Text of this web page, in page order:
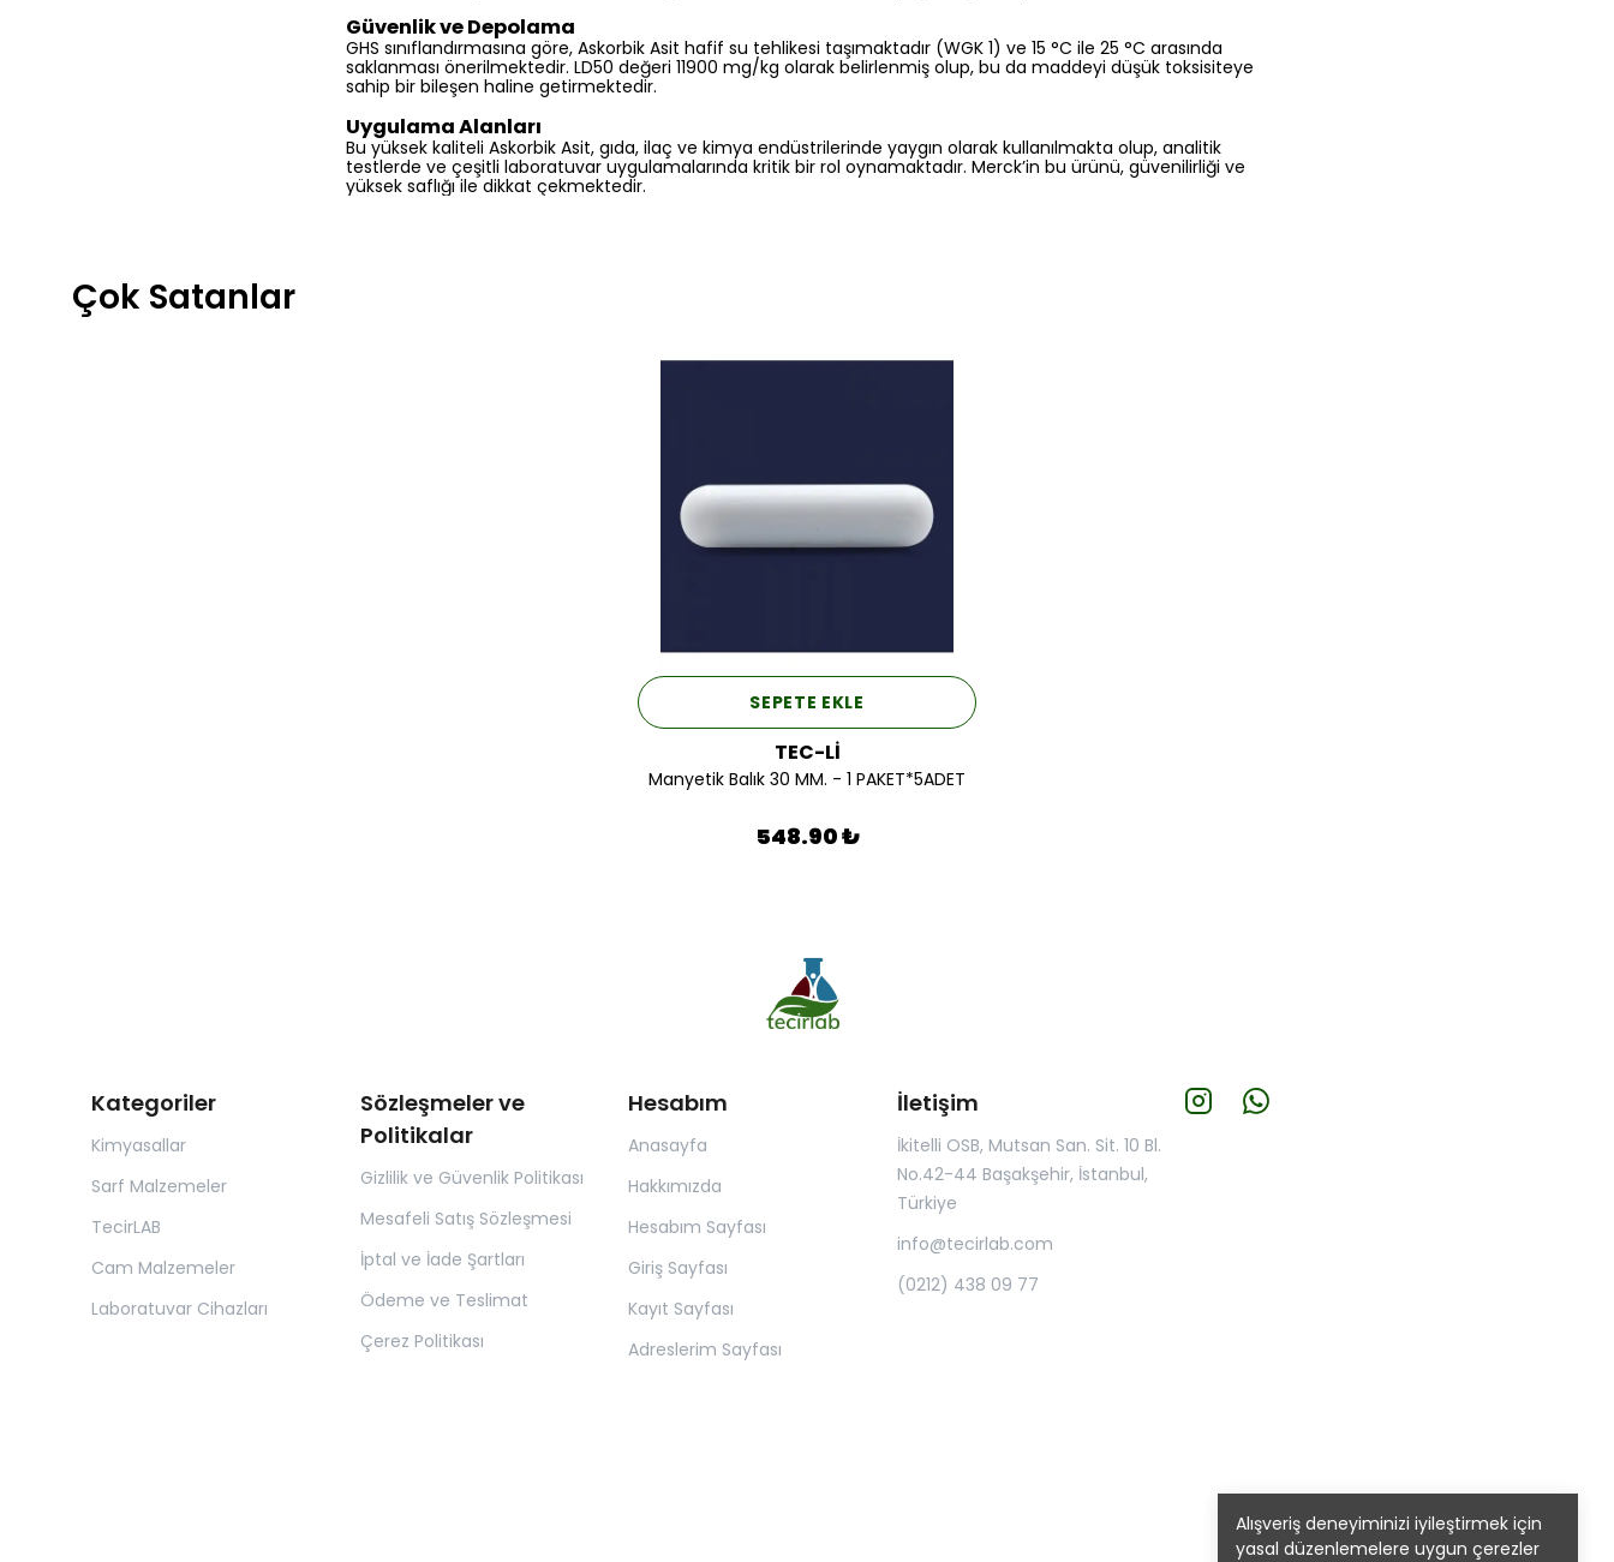
Alışveriş deneyiminizi iyileştirmek için
yasal düzenlemelere uygun çerezler
Güvenlik ve Depolama
GHS sınıflandırmasına göre, Askorbik Asit hafif su tehlikesi taşımaktadır (WGK 1) ve 15 °C ile 25 °C arasında
saklanması önerilmektedir. LD50 değeri 11900 mg/kg olarak belirlenmiş olup, bu da maddeyi düşük toksisiteye
sahip bir bileşen haline getirmektedir.
Uygulama Alanları
Bu yüksek kaliteli Askorbik Asit, gıda, ilaç ve kimya endüstrilerinde yaygın olarak kullanılmakta olup, analitik
testlerde ve çeşitli laboratuvar uygulamalarında kritik bir rol oynamaktadır. Merck’in bu ürünü, güvenilirliği ve
yüksek saflığı ile dikkat çekmektedir.
Çok Satanlar
SEPETE EKLE
TEC-Lİ
Manyetik Balık 30 MM. - 1 PAKET*5ADET
548.90 ₺
Kategoriler
Kimyasallar
Sarf Malzemeler
TecirLAB
Cam Malzemeler
Laboratuvar Cihazları
Sözleşmeler ve
Politikalar
Gizlilik ve Güvenlik Politikası
Mesafeli Satış Sözleşmesi
İptal ve İade Şartları
Ödeme ve Teslimat
Çerez Politikası
Hesabım
Anasayfa
Hakkımızda
Hesabım Sayfası
Giriş Sayfası
Kayıt Sayfası
Adreslerim Sayfası
İletişim
İkitelli OSB, Mutsan San. Sit. 10 Bl.
No.42-44 Başakşehir, İstanbul,
Türkiye
info@tecirlab.com
(0212) 438 09 77